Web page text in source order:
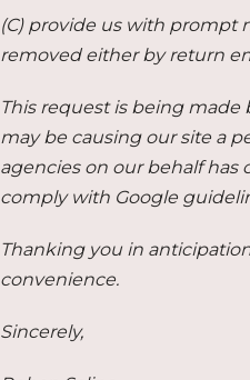
(C) provide us with prompt
removed either by return
This request is being
may be causing our site a
agencies on our behalf has
comply with Google
Thanking you in
convenience.
Sincerely,